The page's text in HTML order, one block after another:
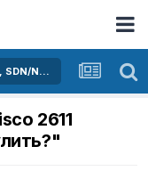
Активное оборудование Ethernet, IP, MPLS, SDN/NFV...
2611